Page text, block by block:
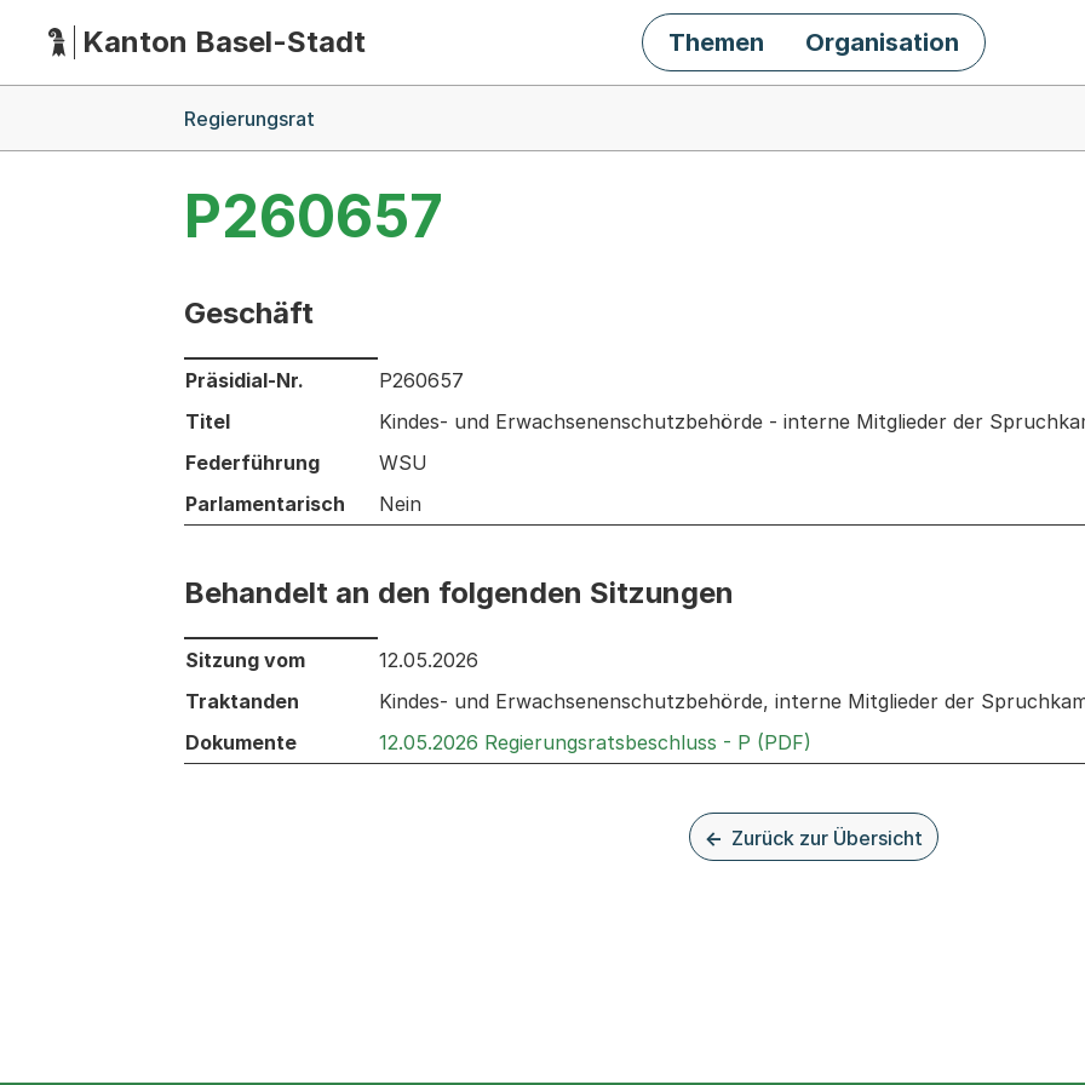
HauptnavigationKanton Basel-Stadt Themen Organisation
Regierungsrat
P260657
Geschäft
Informationen zum Ausgewählten Geschäft
Präsidial-Nr.
P260657
Titel
Kindes- und Erwachsenenschutzbehörde - interne Mitglieder der
Federführung
WSU
Parlamentarisch
Nein
Behandelt an den folgenden Sitzungen
Behandelt an den folgenden Sitzungen: Informationen zu den Sitzungen zum Geschäft
Sitzung vom
12.05.2026
Traktanden
Kindes- und Erwachsenenschutzbehörde, interne Mitglieder der
Dokumente
12.05.2026 Regierungsratsbeschluss - P (PDF)
Zurück zur Übersicht